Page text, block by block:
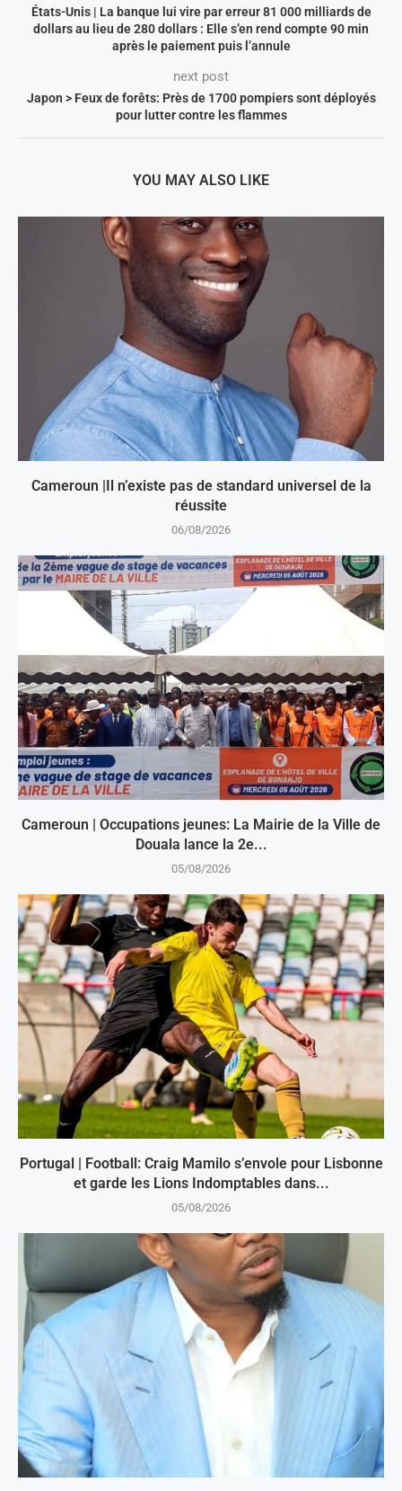
États-Unis | La banque lui vire par erreur 81 000 milliards de
dollars au lieu de 280 dollars : Elle s’en rend compte 90 min
après le paiement puis l’annule
next post
Japon > Feux de forêts: Près de 1700 pompiers sont déployés
pour lutter contre les flammes
YOU MAY ALSO LIKE
Cameroun |Il n’existe pas de standard universel de la
réussite
06/08/2026
Cameroun | Occupations jeunes: La Mairie de la Ville de
Douala lance la 2e...
05/08/2026
Portugal | Football: Craig Mamilo s’envole pour Lisbonne
et garde les Lions Indomptables dans...
05/08/2026